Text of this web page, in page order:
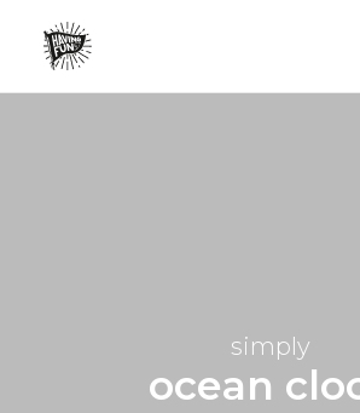
simply
ocean